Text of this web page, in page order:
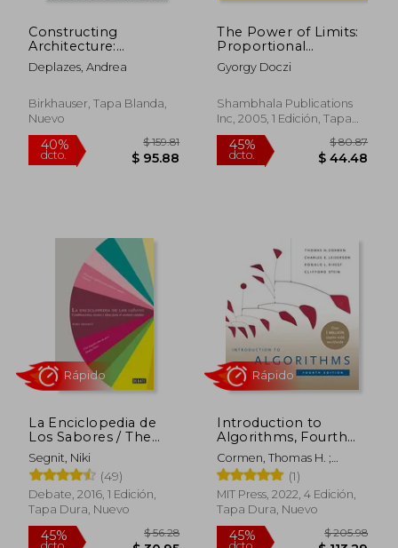
Constructing
Architecture:
Materials, Processes,
Structures. a
Deplazes, Andrea
Birkhauser, Tapa Blanda,
Nuevo
40%
dcto. $ 95.88
The Power of Limits:
Proportional
Harmonies in Nature,
art and Architecture
Classics) (en Inglés)
Gyorgy Doczi
Shambhala Publications
Inc, 2005, 1 Edición, Tapa
Blanda, Nuevo
45%
dcto.
La Enciclopedia de
Los Sabores / The
Flavor Thesaurus:
Combinaciones,
Recetas E Ideas Para
El Cocinero Creativo
Segnit, Niki
(49)
Debate, 2016, 1 Edición,
Tapa Dura, Nuevo
Introduction to
Algorithms, Fourth
Edition (en Inglés)
Cormen, Thomas H. ;
Leiserson, Charles E. ;
Rivest, Ronald L.
(1)
MIT Press, 2022, 4 Edición,
Tapa Dura, Nuevo